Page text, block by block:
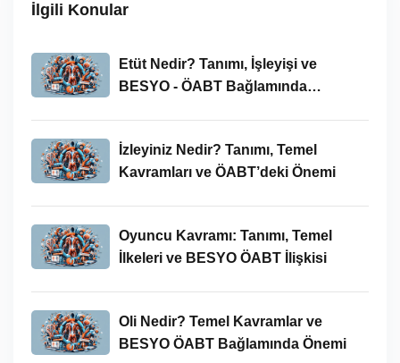
İlgili Konular
Etüt Nedir? Tanımı, İşleyişi ve
BESYO - ÖABT Bağlamında
İzleyiniz Nedir? Tanımı, Temel
Kavramları ve ÖABT’deki Önemi
Oyuncu Kavramı: Tanımı, Temel
İlkeleri ve BESYO ÖABT İlişkisi
Oli Nedir? Temel Kavramlar ve
BESYO ÖABT Bağlamında Önemi